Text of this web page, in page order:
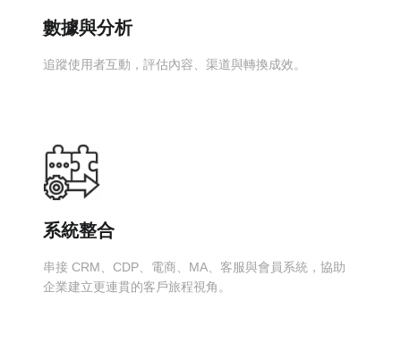
數據與分析
追蹤使用者互動，評估內容、渠道與轉換成效。
系統整合
串接 CRM、CDP、電商、MA、客服與會員系統，協助
企業建立更連貫的客戶旅程視角。